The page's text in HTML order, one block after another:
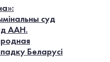
суд
ААН.
Беларусі